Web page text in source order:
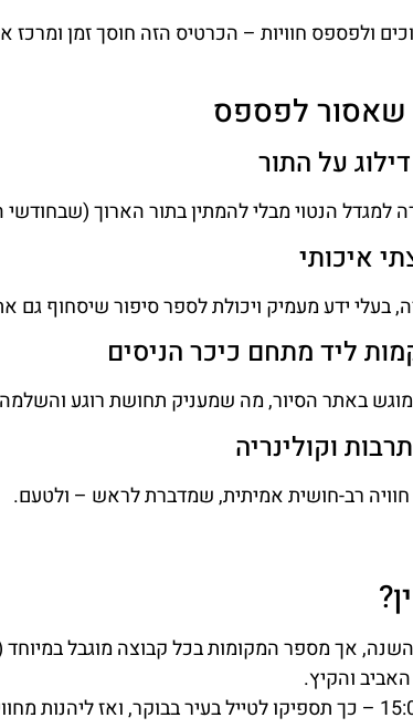
שאסור לפספס
על התור
למגדל הנטוי מבלי להמתין בתור הארוך
איכותי
בעלי ידע מעמיק ויכולת לספר סיפור שיסחוף גם
ליד מתחם כיכר הניסים
מוגש באתר הסיור, מה שמעניק תחושת רוגע
וקולינריה
רב-חושית אמיתית, שמדברת לראש – ולטעם.
והקיץ.